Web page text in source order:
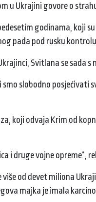
u Ukrajini govore o
godinama, koji
pada pod rusku
Svitlana se sada
slobodno
koji odvaja Krim od
i druge vojne opreme“,
od devet miliona
majka je imala